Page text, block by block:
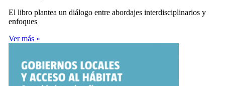
El libro plantea un diálogo entre abordajes interdisciplinarios y
enfoques
Ver más »